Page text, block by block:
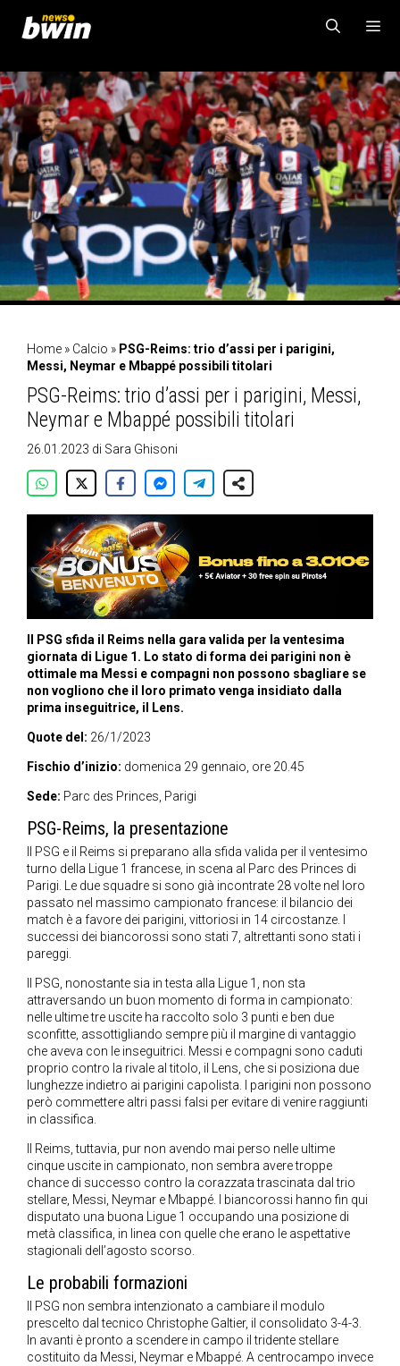
contenuto
MENU
Home » Calcio » PSG-Reims: trio d’assi per i parigini,
Messi, Neymar e Mbappé possibili titolari
PSG-Reims: trio d’assi per i parigini, Messi,
Neymar e Mbappé possibili titolari
26.01.2023 di Sara Ghisoni
Il PSG sfida il Reims nella gara valida per la ventesima
giornata di Ligue 1. Lo stato di forma dei parigini non è
ottimale ma Messi e compagni non possono sbagliare se
non vogliono che il loro primato venga insidiato dalla
prima inseguitrice, il Lens.
Quote del: 26/1/2023
Fischio d’inizio: domenica 29 gennaio, ore 20.45
Sede: Parc des Princes, Parigi
PSG-Reims, la presentazione
Il PSG e il Reims si preparano alla sfida valida per il ventesimo
turno della Ligue 1 francese, in scena al Parc des Princes di
Parigi. Le due squadre si sono già incontrate 28 volte nel loro
passato nel massimo campionato francese: il bilancio dei
match è a favore dei parigini, vittoriosi in 14 circostanze. I
successi dei biancorossi sono stati 7, altrettanti sono stati i
pareggi.
Il PSG, nonostante sia in testa alla Ligue 1, non sta
attraversando un buon momento di forma in campionato:
nelle ultime tre uscite ha raccolto solo 3 punti e ben due
sconfitte, assottigliando sempre più il margine di vantaggio
che aveva con le inseguitrici. Messi e compagni sono caduti
proprio contro la rivale al titolo, il Lens, che si posiziona due
lunghezze indietro ai parigini capolista. I parigini non possono
però commettere altri passi falsi per evitare di venire raggiunti
in classifica.
Il Reims, tuttavia, pur non avendo mai perso nelle ultime
cinque uscite in campionato, non sembra avere troppe
chance di successo contro la corazzata trascinata dal trio
stellare, Messi, Neymar e Mbappé. I biancorossi hanno fin qui
disputato una buona Ligue 1 occupando una posizione di
metà classifica, in linea con quelle che erano le aspettative
stagionali dell’agosto scorso.
Le probabili formazioni
Il PSG non sembra intenzionato a cambiare il modulo
prescelto dal tecnico Christophe Galtier, il consolidato 3-4-3.
In avanti è pronto a scendere in campo il tridente stellare
costituito da Messi, Neymar e Mbappé. A centrocampo invece